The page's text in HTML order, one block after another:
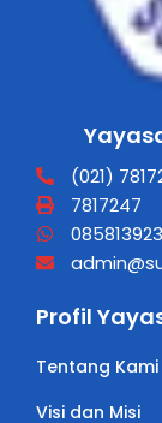
(021)
7817247
Profil
Tentang Kami
Visi dan Misi